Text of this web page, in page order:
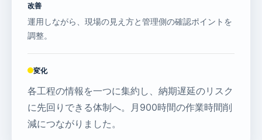
改善
運用しながら、現場の見え方と管理側の確認ポイントを
調整。
変化
各工程の情報を一つに集約し、納期遅延のリスク
に先回りできる体制へ。月900時間の作業時間削
減につながりました。